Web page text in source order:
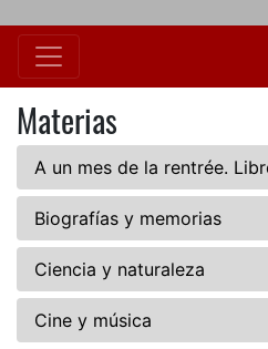
Materias
A un mes de la rentrée.
Biografías y memorias
Ciencia y naturaleza
Cine y música